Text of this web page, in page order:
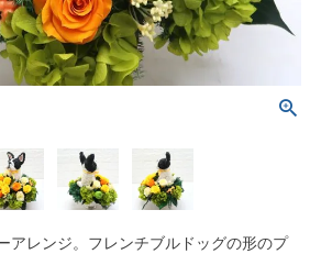
アレンジ。フレンチブルドッグの形のプ